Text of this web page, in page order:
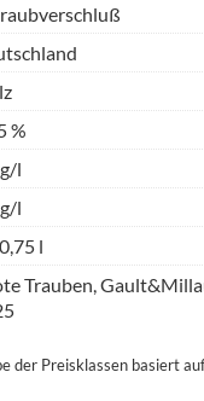
%
l
l
l
Trauben,
der Preisklassen basiert